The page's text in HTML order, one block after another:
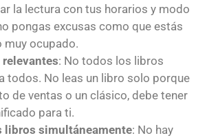
la lectura con tus horarios y modo
pongas excusas como que estás
muy ocupado.
: No todos los libros
todos. No leas un libro solo porque
de ventas o un clásico, debe tener
para ti.
libros simultáneamente: No hay